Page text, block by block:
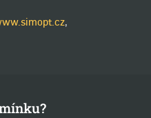
,